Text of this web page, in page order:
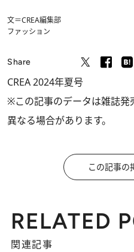
文＝CREA編集部
ファッション
Share
CREA 2024年夏号
※この記事のデータは雑誌発
異なる場合があります。
この記事の
RELATED
関連記事